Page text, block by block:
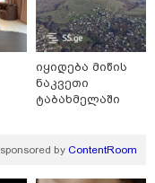
იარაღად
იყიდება მიწის
ნაკვეთი
ტაბახმელაში
sponsored by ContentRoom